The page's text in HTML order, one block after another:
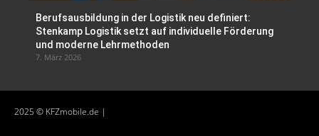
Berufsausbildung in der Logistik neu definiert:
Stenkamp Logistik setzt auf individuelle Förderung
und moderne Lehrmethoden
7. März 2026
2025 © KFZmobile.de |